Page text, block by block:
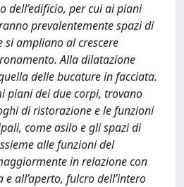
dell’edificio, per cui ai piani
prevalentemente spazi di
ampliano al crescere
Alla dilatazione
delle bucature in facciata.
piani dei due corpi, trovano
di ristorazione e le funzioni
come asilo e gli spazi di
alle funzioni del
in relazione con
all’aperto, fulcro dell’intero